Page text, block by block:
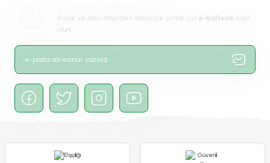
Gönder
Fırsat ve indirimlerden haberdar olmak için e-bülten’e kayıt
olun!